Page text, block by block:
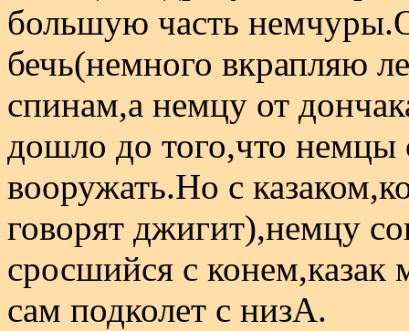
большую часть
бечь(немного вкрапляю
спинам,а немцу от
дошло до того,что немцы
вооружать.Но с
говорят джигит),немцу
сросшийся с конем,казак
сам подколет с низА.